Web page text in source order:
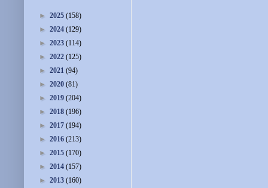
► 2025 (158)
► 2024 (129)
► 2023 (114)
► 2022 (125)
► 2021 (94)
► 2020 (81)
► 2019 (204)
► 2018 (196)
► 2017 (194)
► 2016 (213)
► 2015 (170)
► 2014 (157)
► 2013 (160)